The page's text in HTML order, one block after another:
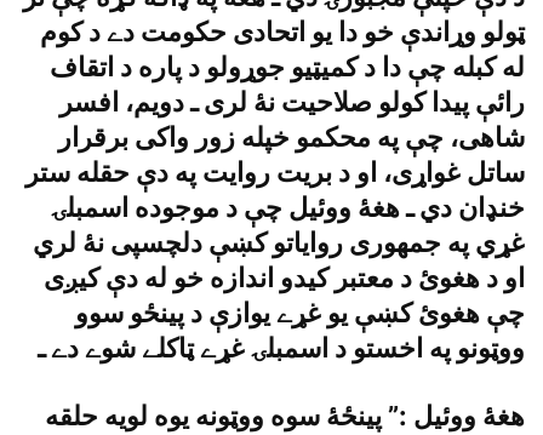
ټولو وړاندې خو دا يو اتحادى حکومت دے د کوم
له کبله چې دا د کميټيو جوړولو د پاره د اتقاف
رائې پيدا کولو صلاحيت نۀ لرى ـ دويم، افسر
شاهى، چې په محکمو خپله زور واکى برقرار
ساتل غواړى، او د بريت روايت په دې حقله ستر
خنډان دي ـ هغۀ ووئيل چې د موجوده اسمبلۍ
غړي په جمهورى رواياتو کښې دلچسپى نۀ لري
او د هغوئ د معتبر کيدو اندازه خو له دې کيږى
چې هغوئ کښې يو غړے يوازې د پينځو سوو
ووټونو په اخستو د اسمبلۍ غړے ټاکلے شوے دے ـ
هغۀ ووئيل :” پينځۀ سوه ووټونه يوه لويه حلقه